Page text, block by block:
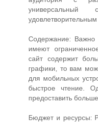
Содержание: Важно
имеют
сайт содержит
графики, то вам
для мобильных
быстрое чтение.
предоставить
Бюджет и ресурсы: